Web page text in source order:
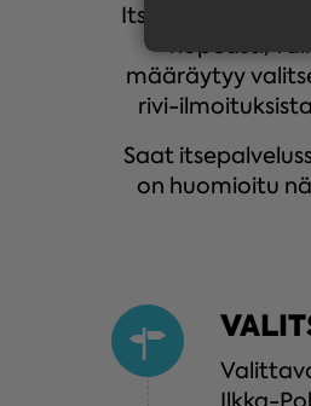
Itsepalvelussa
nopeasti,
määräytyy
rivi-
Saat
on huomioitu